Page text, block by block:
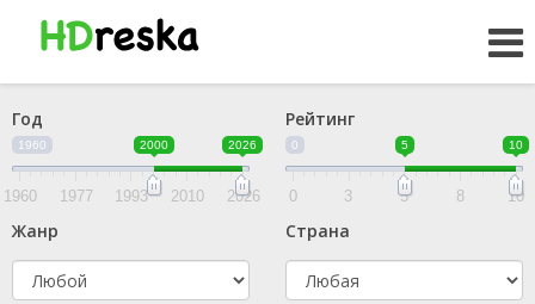
Год
1960 2000 2026
1960 1977 1993 2010 2026
Рейтинг
0 5 10
0 3 5 8 10
Жанр Страна